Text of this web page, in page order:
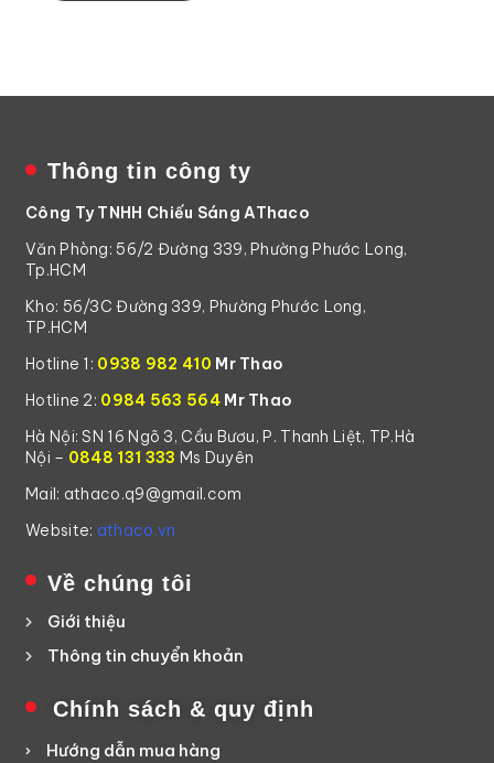
Thông tin công ty
Công Ty TNHH Chiếu Sáng AThaco
Văn Phòng: 56/2 Đường 339, Phường Phước Long,
Tp.HCM
Kho: 56/3C Đường 339, Phường Phước Long,
TP.HCM
Hotline 1: 0938 982 410 Mr Thao
Hotline 2: 0984 563 564Mr Thao
Hà Nội: SN 16 Ngõ 3, Cầu Bươu, P. Thanh Liệt, TP.Hà
Nội – 0848 131 333 Ms Duyên
Mail: athaco.q9@gmail.com
Website: athaco.vn
Về chúng tôi
Giới thiệu
Thông tin chuyển khoản
Chính sách & quy định
Hướng dẫn mua hàng